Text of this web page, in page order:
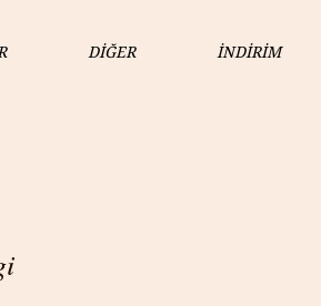
DİĞER İNDİRİM